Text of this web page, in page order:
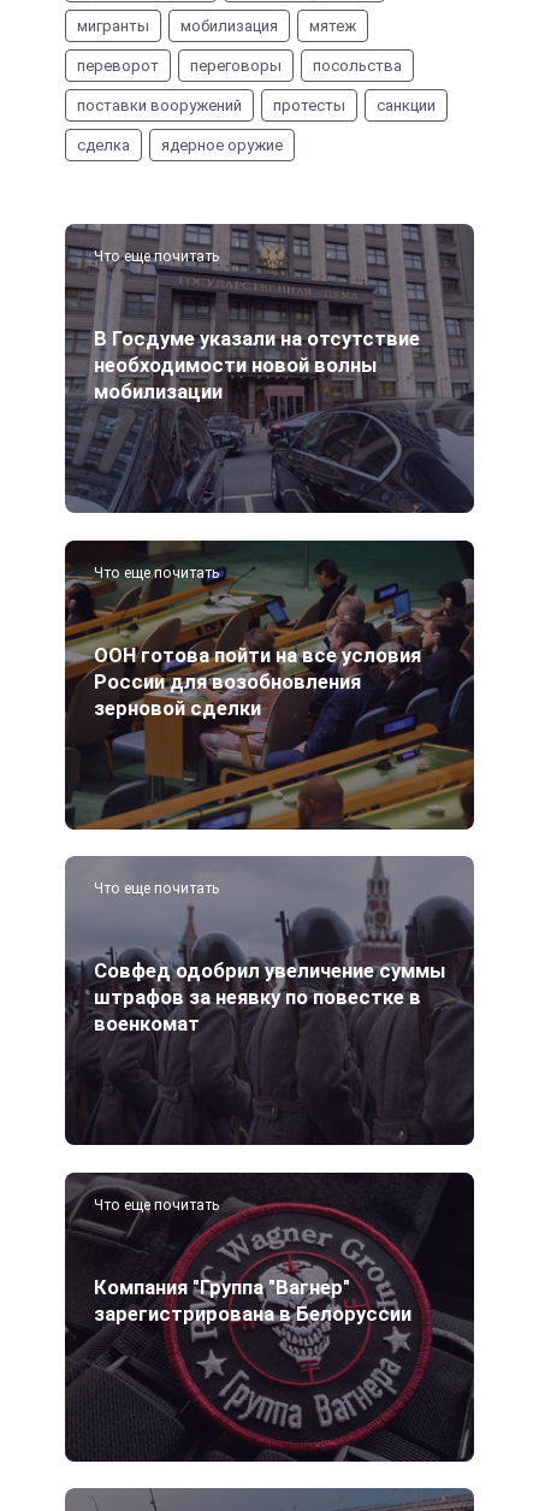
мигранты мобилизация мятеж
переворот переговоры посольства
поставки вооружений протесты санкции
сделка ядерное оружие
Что еще почитать
В Госдуме указали на отсутствие
необходимости новой волны
мобилизации
Что еще почитать
ООН готова пойти на все условия
России для возобновления
зерновой сделки
Что еще почитать
Совфед одобрил увеличение суммы
штрафов за неявку по повестке в
военкомат
Что еще почитать
Компания "Группа "Вагнер"
зарегистрирована в Белоруссии